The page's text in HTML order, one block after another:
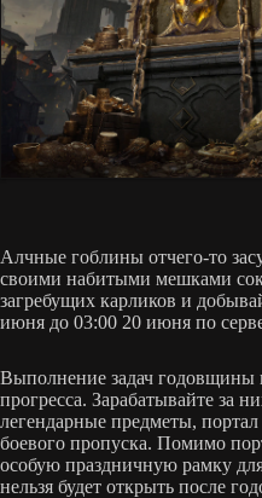
Алчные гоблины отчего-то
своими набитыми мешками
загребущих карликов и
июня до 03:00 20 июня по
Выполнение задач годовщины
прогресса. Зарабатывайте за
легендарные предметы,
боевого пропуска. Помимо
особую праздничную рамку
нельзя будет открыть после